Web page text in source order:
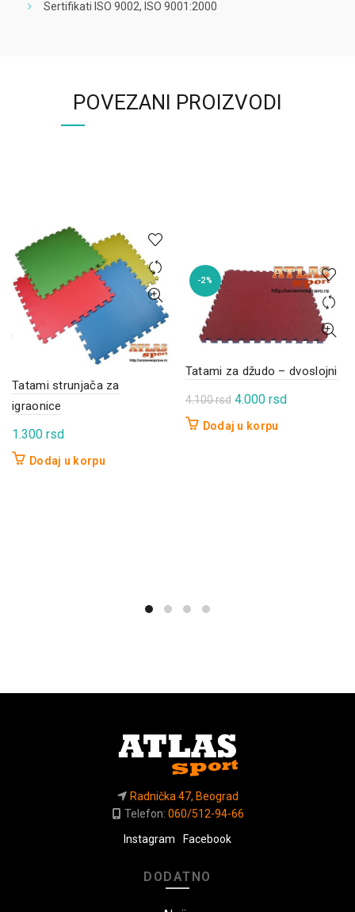
Sertifikati ISO 9002, ISO 9001:2000
POVEZANI PROIZVODI
Tatami strunjača za
igraonice
1.300 rsd
Dodaj u korpu
-2%
Tatami za džudo – dvoslojni
4.100rsd Originalna
cena
4.000 rsdTrenutna
Dodaj u korpu
Radnička 47, Beograd
Telefon: 060/512-94-66
Instagram
Facebook
DODATNO